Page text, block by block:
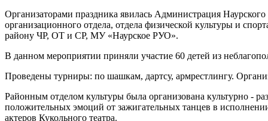
Организаторами праздника явилась Администрация
организационного отдела, отдела физической культуры и
району ЧР, ОТ и СР, МУ «Наурское РУО».
В данном мероприятии приняли участие 60 детей из
Проведены турниры: по шашкам, дартсу, армрестлингу.
Районным отделом культуры была организована культурно -
положительных эмоций от зажигательных танцев в
актеров Кукольного театра.